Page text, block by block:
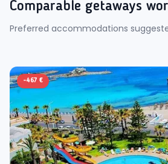
Comparable getaways
Preferred accommodations
-467 €